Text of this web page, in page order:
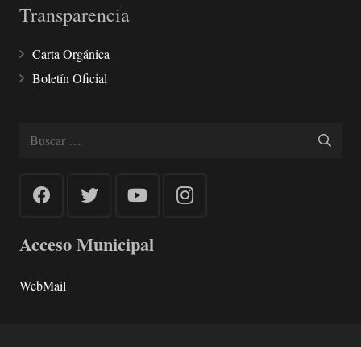
Transparencia
Carta Orgánica
Boletín Oficial
Buscar:
Acceso Municipal
WebMail